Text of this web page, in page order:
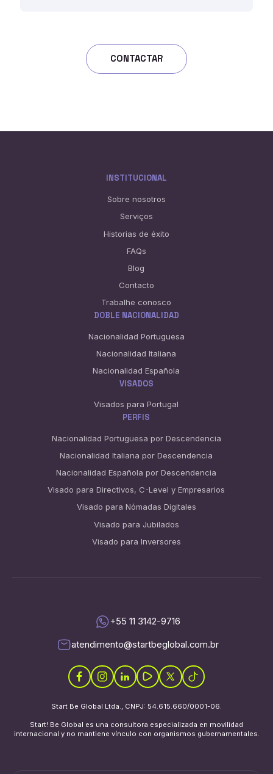
CONTACTAR
INSTITUCIONAL
Sobre nosotros
Serviços
Historias de éxito
FAQs
Blog
Contacto
Trabalhe conosco
DOBLE NACIONALIDAD
Nacionalidad Portuguesa
Nacionalidad Italiana
Nacionalidad Española
VISADOS
Visados para Portugal
PERFIS
Nacionalidad Portuguesa por Descendencia
Nacionalidad Italiana por Descendencia
Nacionalidad Española por Descendencia
Visado para Directivos, C-Level y Empresarios
Visado para Nómadas Digitales
Visado para Jubilados
Visado para Inversores
+55 11 3142-9716
atendimento@startbeglobal.com.br
Start Be Global Ltda., CNPJ: 54.615.660/0001-06.
Start! Be Global es una consultora especializada en movilidad
internacional y no mantiene vínculo con organismos gubernamentales.